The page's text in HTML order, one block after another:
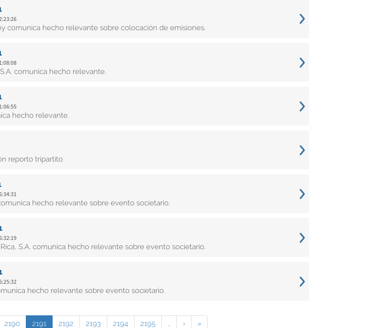
comunica hecho relevante sobre colocación de emisiones.
comunica hecho relevante.
hecho relevante.
reporto tripartito
hecho relevante sobre evento societario.
S.A. comunica hecho relevante sobre evento societario.
hecho relevante sobre evento societario.
2190 2191 2192 2193 2194 2195 … › »